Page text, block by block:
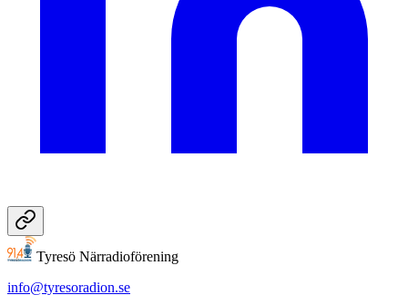
Tyresö Närradioförening
info@tyresoradion.se